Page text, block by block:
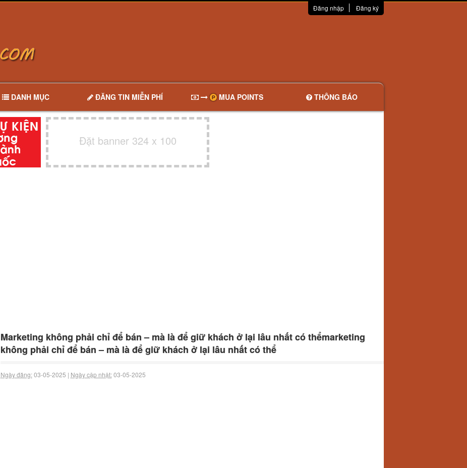
Đăng nhập Đăng ký
DANH MỤC ĐĂNG TIN MIỄN PHÍ MUA POINTS THÔNG BÁO
Đặt banner 324 x 100
Marketing không phải chỉ để bán – mà là để giữ khách ở lại lâu nhất có thểmarketing
không phải chỉ để bán – mà là để giữ khách ở lại lâu nhất có thể
Ngày đăng:03-05-2025 | Ngày cập nhật:03-05-2025